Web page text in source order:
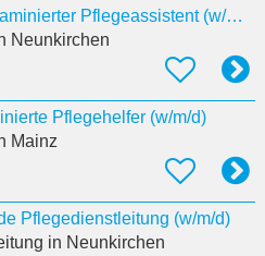
Zweijährig examinierter Pflegeassistent (w/m/d)
Neunkirchen
Pflegehelfer (w/m/d)
Mainz
Pflegedienstleitung (w/m/d)
in Neunkirchen